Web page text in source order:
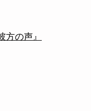
の声』